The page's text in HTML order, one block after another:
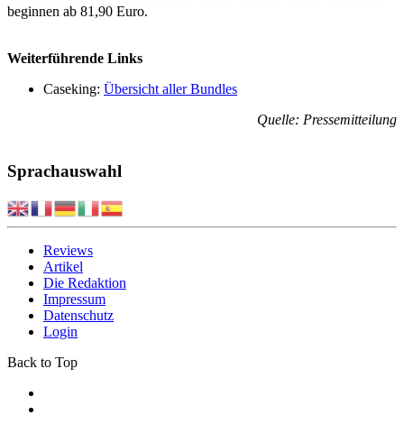
beginnen ab 81,90 Euro.
Weiterführende Links
Caseking: Übersicht aller Bundles
Quelle: Pressemitteilung
Sprachauswahl
Reviews
Artikel
Die Redaktion
Impressum
Datenschutz
Login
Back to Top